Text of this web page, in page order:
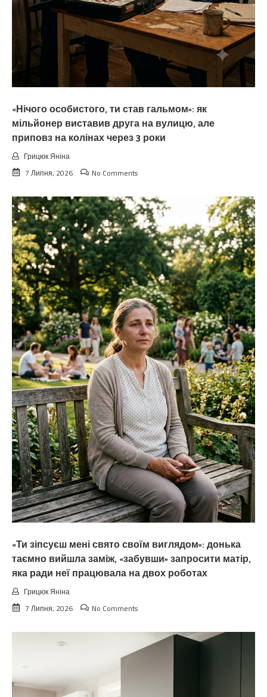
«Нічого особистого, ти став гальмом»: як
мільйонер виставив друга на вулицю, але
приповз на колінах через 3 роки
Грицюк Яніна
7 Липня, 2026
No Comments
«Ти зіпсуєш мені свято своїм виглядом»: донька
таємно вийшла заміж, «забувши» запросити матір,
яка ради неї працювала на двох роботах
Грицюк Яніна
7 Липня, 2026
No Comments